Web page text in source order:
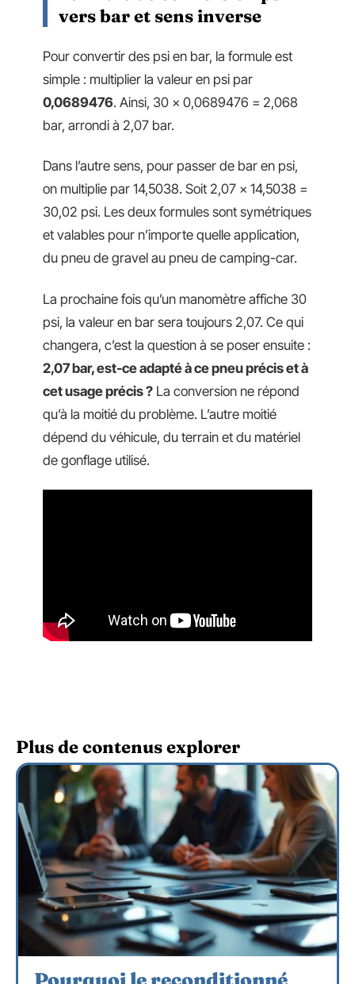
vers bar et sens inverse
Pour convertir des psi en bar, la formule est
simple : multiplier la valeur en psi par
0,0689476. Ainsi, 30 x 0,0689476 = 2,068
bar, arrondi à 2,07 bar.
Dans l’autre sens, pour passer de bar en psi,
on multiplie par 14,5038. Soit 2,07 x 14,5038 =
30,02 psi. Les deux formules sont symétriques
et valables pour n’importe quelle application,
du pneu de gravel au pneu de camping-car.
La prochaine fois qu’un manomètre affiche 30
psi, la valeur en bar sera toujours 2,07. Ce qui
changera, c’est la question à se poser ensuite :
2,07 bar, est-ce adapté à ce pneu précis et à
cet usage précis ? La conversion ne répond
qu’à la moitié du problème. L’autre moitié
dépend du véhicule, du terrain et du matériel
de gonflage utilisé.
Plus de contenus explorer